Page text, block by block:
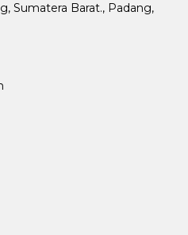
Sumatera Barat., Padang,